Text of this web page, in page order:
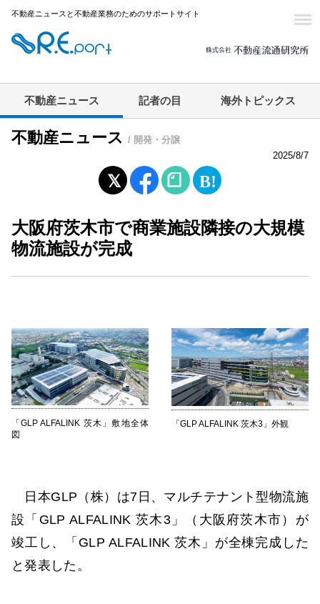
不動産ニュースと不動産業務のためのサポートサイト
不動産ニュース 記者の目 海外トピックス
不動産ニュース / 開発・分譲
2025/8/7
大阪府茨木市で商業施設隣接の大規模
物流施設が完成
「GLP ALFALINK 茨木」敷地全体
図
「GLP ALFALINK 茨木3」外観
日本GLP（株）は7日、マルチテナント型物流施
設「GLP ALFALINK 茨木3」（大阪府茨木市）が
竣工し、「GLP ALFALINK 茨木」が全棟完成した
と発表した。